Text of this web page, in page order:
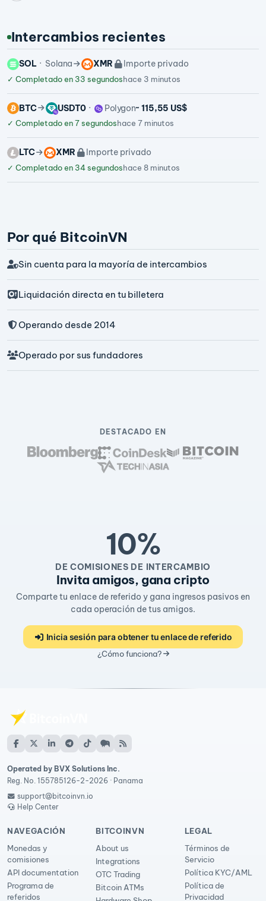
Intercambios recientes
SOL Solana XMR Importe privado
✓ Completado en 33 segundoshace 3 minutos
BTC USDT0 Polygon~ 115,55 US$
✓ Completado en 7 segundoshace 7 minutos
LTC XMR Importe privado
✓ Completado en 34 segundoshace 8 minutos
Por qué BitcoinVN
Sin cuenta para la mayoría de intercambios
Liquidación directa en tu billetera
Operando desde 2014
Operado por sus fundadores
DESTACADO EN
10%
DE COMISIONES DE INTERCAMBIO
Invita amigos, gana cripto
Comparte tu enlace de referido y gana ingresos pasivos en
cada operación de tus amigos.
Inicia sesión para obtener tu enlace de referido
¿Cómo funciona?
Operated by BVX Solutions Inc.
Reg. No. 155785126-2-2026 · Panama
support@bitcoinvn.io
Help Center
NAVEGACIÓN
Monedas y
comisiones
API documentation
Programa de
referidos
BITCOINVN
About us
Integrations
OTC Trading
Bitcoin ATMs
LEGAL
Términos de
Servicio
Política KYC/AML
Política de
Privacidad